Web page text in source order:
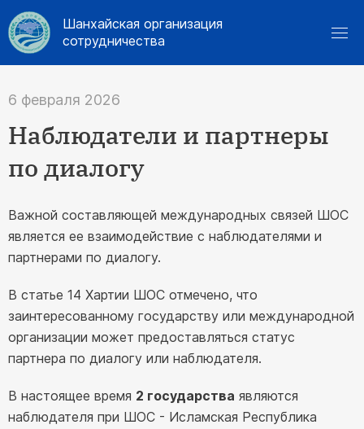
Шанхайская организация
сотрудничества
6 февраля 2026
Наблюдатели и партнеры
по диалогу
Важной составляющей международных связей ШОС
является ее взаимодействие с наблюдателями и
партнерами по диалогу.
В статье 14 Хартии ШОС отмечено, что
заинтересованному государству или международной
организации может предоставляться статус
партнера по диалогу или наблюдателя.
В настоящее время 2 государства являются
наблюдателя при ШОС - Исламская Республика